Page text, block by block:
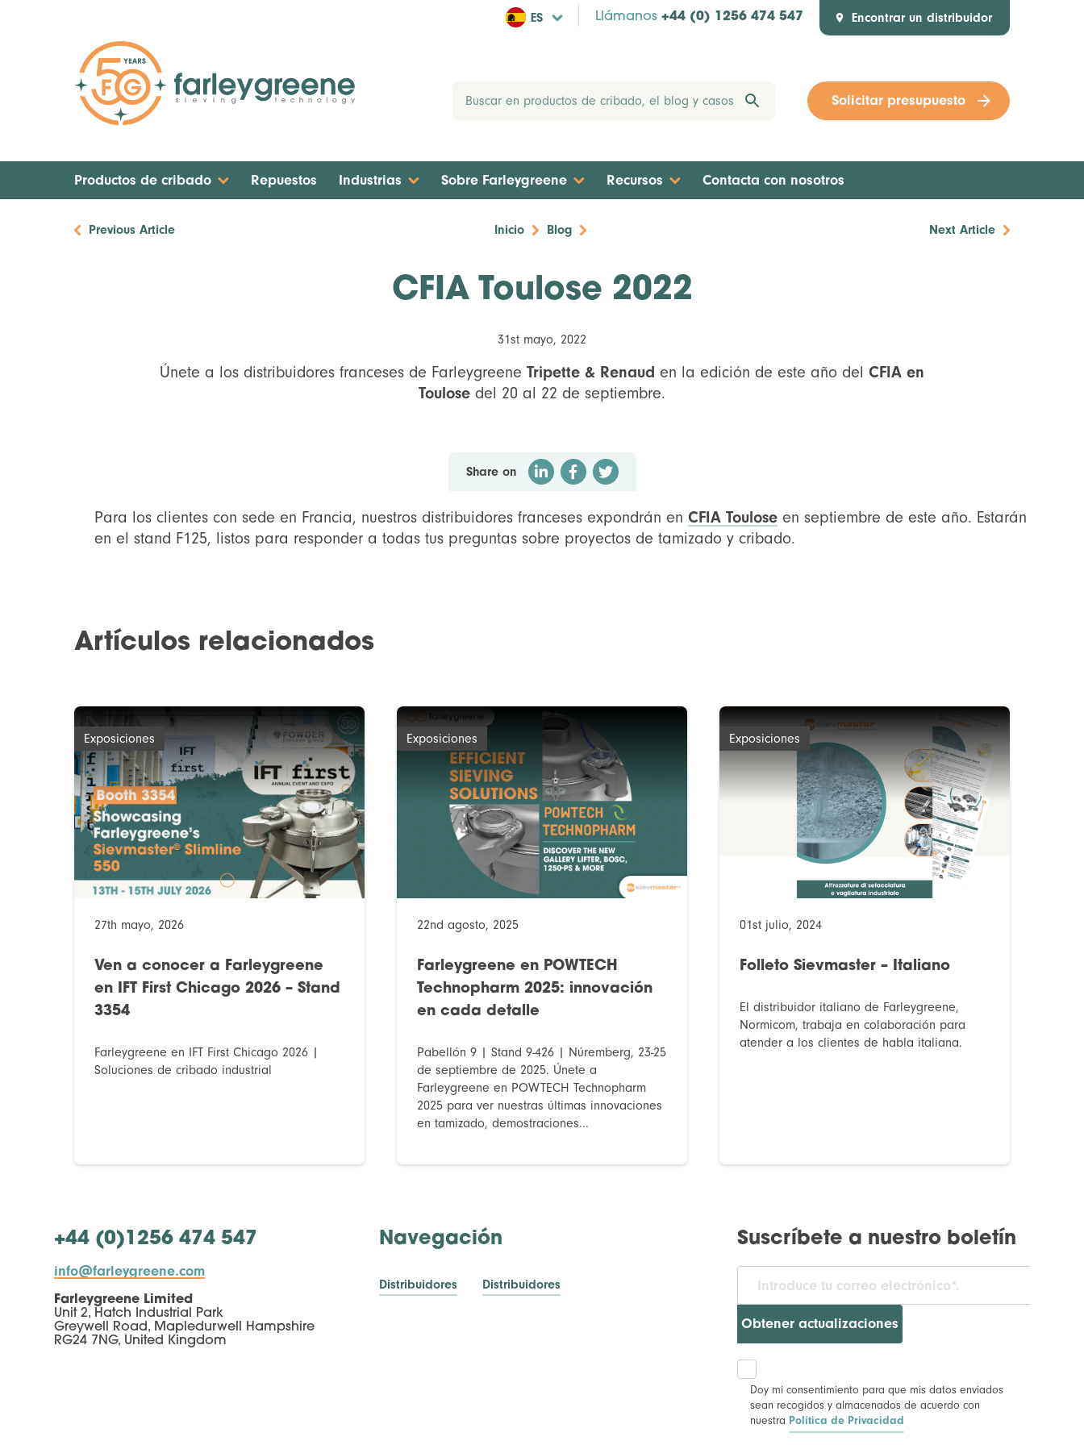
ES Llámanos +44 (0) 1256 474 547 Encontrar un distribuidor
Solicitar presupuesto
Productos de cribado Repuestos Industrias Sobre Farleygreene Recursos Contacta con nosotros
Previous Article Inicio Blog Next Article
CFIA Toulose 2022
31st mayo, 2022
Únete a los distribuidores franceses de Farleygreene Tripette & Renaud en la edición de este año del CFIA en
Toulose del 20 al 22 de septiembre.
Share on
Para los clientes con sede en Francia, nuestros distribuidores franceses expondrán enCFIA Toulose en septiembre de este año. Estarán
en el stand F125, listos para responder a todas tus preguntas sobre proyectos de tamizado y cribado.
Artículos relacionados
Exposiciones
27th mayo, 2026
Ven a conocer a Farleygreene
en IFT First Chicago 2026 – Stand
3354
Farleygreene en IFT First Chicago 2026 |
Soluciones de cribado industrial
Exposiciones
22nd agosto, 2025
Farleygreene en POWTECH
Technopharm 2025: innovación
en cada detalle
Pabellón 9 | Stand 9-426 | Núremberg, 23-25
de septiembre de 2025. Únete a
Farleygreene en POWTECH Technopharm
2025 para ver nuestras últimas innovaciones
en tamizado, demostraciones...
Exposiciones
01st julio, 2024
Folleto Sievmaster – Italiano
El distribuidor italiano de Farleygreene,
Normicom, trabaja en colaboración para
atender a los clientes de habla italiana.
+44 (0)1256 474 547
info@farleygreene.com
Farleygreene Limited
Unit 2, Hatch Industrial Park
Greywell Road, Mapledurwell Hampshire
RG24 7NG, United Kingdom
Navegación
Distribuidores Distribuidores
Suscríbete a nuestro boletín
Obtener actualizaciones
Doy mi consentimiento para que mis datos enviados
sean recogidos y almacenados de acuerdo con
nuestra Política de Privacidad